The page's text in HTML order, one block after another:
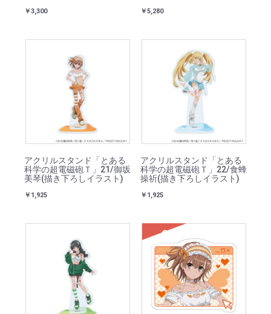
￥3,300 ￥5,280
アクリルスタンド「とある
科学の超電磁砲Ｔ」21/御坂
美琴(描き下ろしイラスト)
￥1,925
アクリルスタンド「とある
科学の超電磁砲Ｔ」22/食蜂
操祈(描き下ろしイラスト)
￥1,925
SOLD